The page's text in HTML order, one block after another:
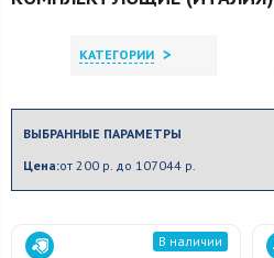
КАТЕГОРИИ >
ВЫБРАННЫЕ ПАРАМЕТРЫ
Цена:от 200 р. до 107044 р.
В наличии